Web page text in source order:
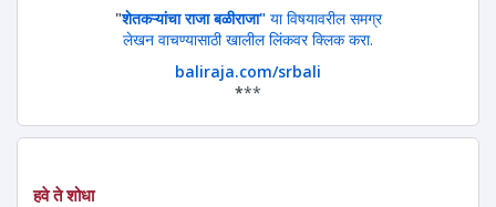
"शेतकऱ्यांचा राजा बळीराजा"या विषयावरील समग्र
लेखन वाचण्यासाठी खालील लिंकवर क्लिक करा.
baliraja.com/srbali
***
हवे ते शोधा